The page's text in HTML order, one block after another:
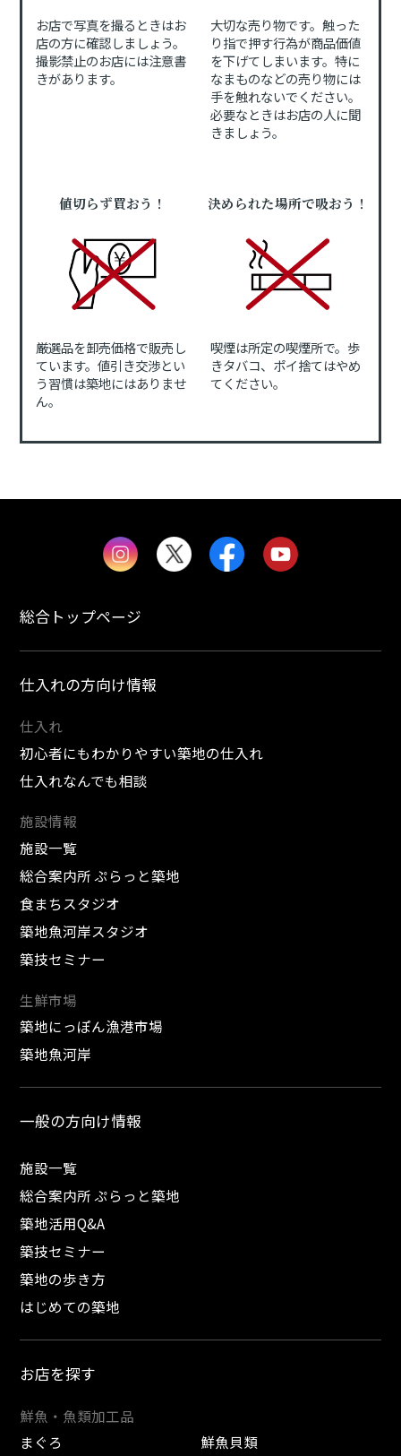
お店で写真を撮るときはお
店の方に確認しましょう。
撮影禁止のお店には注意書
きがあります。
大切な売り物です。触った
り指で押す行為が商品価値
を下げてしまいます。特に
なまものなどの売り物には
手を触れないでください。
必要なときはお店の人に聞
きましょう。
値切らず買おう！
厳選品を卸売価格で販売し
ています。値引き交渉とい
う習慣は築地にはありませ
ん。
決められた場所で吸おう！
喫煙は所定の喫煙所で。歩
きタバコ、ポイ捨てはやめ
てください。
総合トップページ
仕入れの方向け情報
仕入れ
初心者にもわかりやすい築地の仕入れ
仕入れなんでも相談
施設情報
施設一覧
総合案内所 ぷらっと築地
食まちスタジオ
築地魚河岸スタジオ
築技セミナー
生鮮市場
築地にっぽん漁港市場
築地魚河岸
一般の方向け情報
施設一覧
総合案内所 ぷらっと築地
築地活用Q&A
築技セミナー
築地の歩き方
はじめての築地
お店を探す
鮮魚・魚類加工品
まぐろ
鮮魚貝類